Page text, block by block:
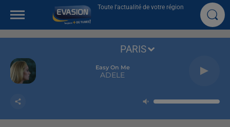
Toute l'actualité de votre région
Easy On Me
ADELE
PARIS